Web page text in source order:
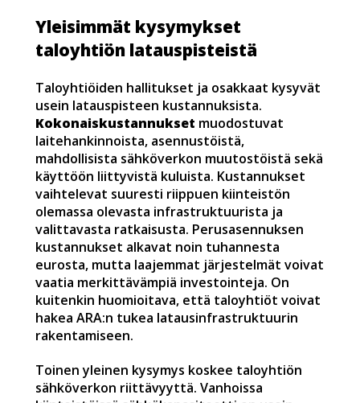
Yleisimmät kysymykset
taloyhtiön latauspisteistä
Taloyhtiöiden hallitukset ja osakkaat kysyvät
usein latauspisteen kustannuksista.
Kokonaiskustannukset muodostuvat
laitehankinnoista, asennustöistä,
mahdollisista sähköverkon muutostöistä sekä
käyttöön liittyvistä kuluista. Kustannukset
vaihtelevat suuresti riippuen kiinteistön
olemassa olevasta infrastruktuurista ja
valittavasta ratkaisusta. Perusasennuksen
kustannukset alkavat noin tuhannesta
eurosta, mutta laajemmat järjestelmät voivat
vaatia merkittävämpiä investointeja. On
kuitenkin huomioitava, että taloyhtiöt voivat
hakea ARA:n tukea latausinfrastruktuurin
rakentamiseen.
Toinen yleinen kysymys koskee taloyhtiön
sähköverkon riittävyyttä. Vanhoissa